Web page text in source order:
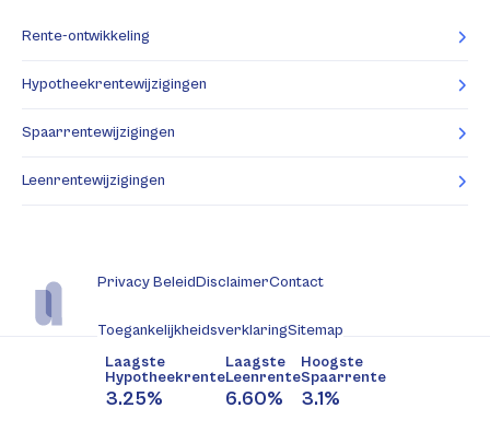
Rente-ontwikkeling
Hypotheekrentewijzigingen
Spaarrentewijzigingen
Leenrentewijzigingen
Privacy BeleidDisclaimerContact
ToegankelijkheidsverklaringSitemap
Laagste
Hypotheekrente
3.25%
Laagste
Leenrente
6.60%
Hoogste
Spaarrente
3.1%